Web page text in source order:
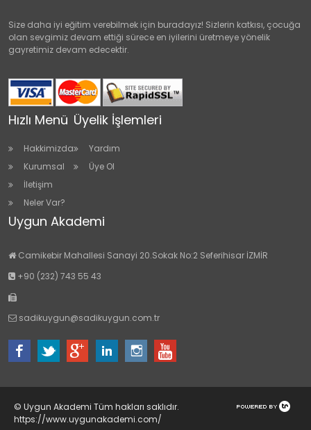
Size daha iyi eğitim verebilmek için buradayız! Sizlerin katkısı, çocuğa
olan sevgimiz devam ettiği sürece en iyilerini üretmeye yönelik
gayretimiz devam edecektir.
Hızlı Menü
Hakkimizda
Kurumsal
İletişim
Neler Var?
Üyelik İşlemleri
Yardım
Üye Ol
Uygun Akademi
Camikebir Mahallesi Sanayi 20.Sokak No:2 Seferihisar İZMİR
+90 (232) 743 55 43
sadikuygun@sadikuygun.com.tr
© Uygun Akademi Tüm hakları saklıdır.
https://www.uygunakademi.com/